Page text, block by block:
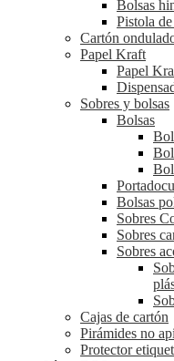
Bolsas
Pistola
Cartón
Papel Kraft
Papel
Sobres y bolsas
Bolsas
Bolsas
Sobres
Sobres
Sobres
Cajas de cartón
Pirámides no
Protector